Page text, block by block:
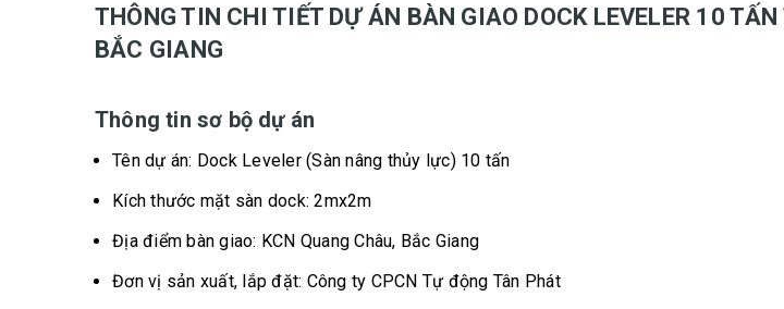
THÔNG TIN CHI TIẾT DỰ ÁN BÀN GIAO DOCK LEVELER 10
BẮC GIANG
Thông tin sơ bộ dự án
Tên dự án: Dock Leveler (Sàn nâng thủy lực) 10 tấn
Kích thước mặt sàn dock: 2mx2m
Địa điểm bàn giao: KCN Quang Châu, Bắc Giang
Đơn vị sản xuất, lắp đặt: Công ty CPCN Tự động Tân Phát